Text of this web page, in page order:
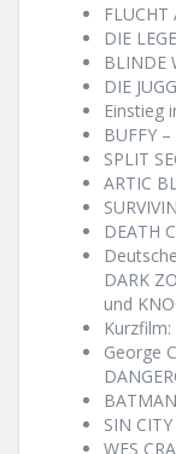
FLUCHT
DIE
BLINDE
DIE
Einstieg
BUFFY
SPLIT
ARTIC
DEATH
DARK
und
George
SIN
WES